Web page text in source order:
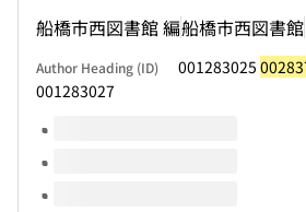
船橋市西図書館 編船橋市西図書館
Author Heading (ID) 001283025
001283027
Volumes of this title